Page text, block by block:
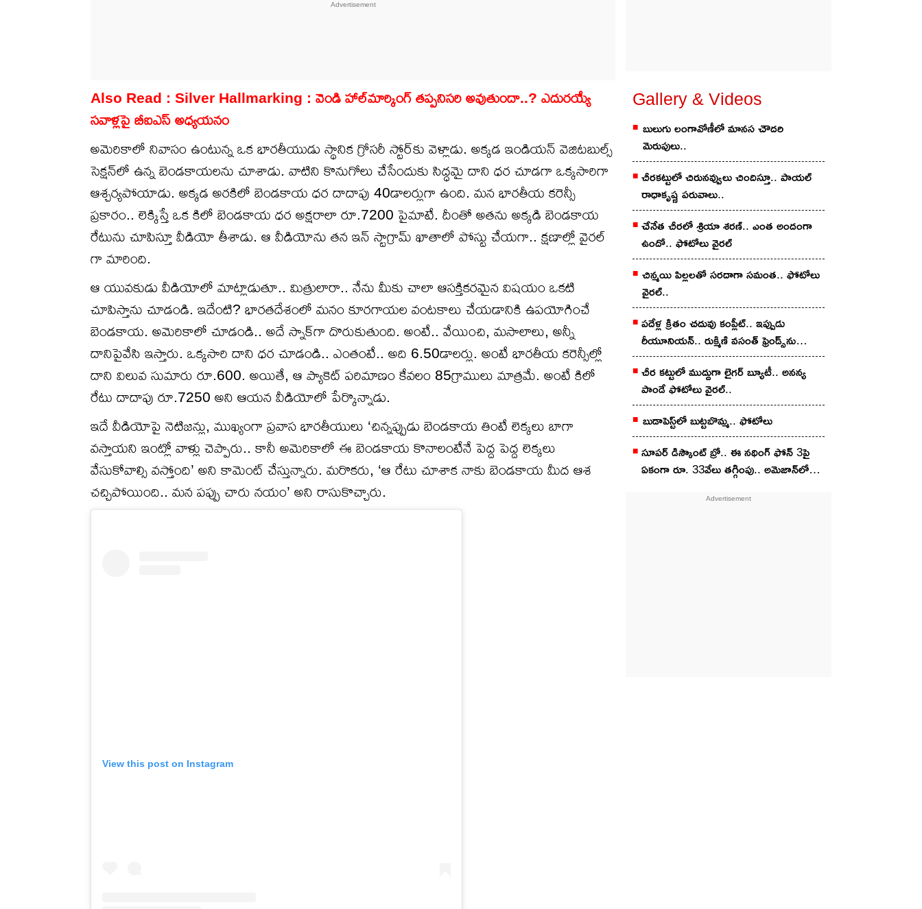
Also Read : Silver Hallmarking : వెండి హాల్‌మార్కింగ్ తప్పనిసరి అవుతుందా..? ఎదురయ్యే
సవాళ్లపై బీఐఎస్‌ అధ్యయనం
అమెరికాలో నివాసం ఉంటున్న ఒక భారతీయుడు స్థానిక గ్రోసరీ స్టోర్‌కు వెళ్లాడు. అక్కడ ఇండియన్ వెజిటబుల్స్
సెక్షన్‌లో ఉన్న బెండకాయలను చూశాడు. వాటిని కొనుగోలు చేసేందుకు సిద్ధమై దాని ధర చూడగా ఒక్కసారిగా
ఆశ్చర్యపోయాడు. అక్కడ అరకిలో బెండకాయ ధర దాదాపు 40డాలర్లుగా ఉంది. మన భారతీయ కరెన్సీ
ప్రకారం.. లెక్కిస్తే ఒక కిలో బెండకాయ ధర అక్షరాలా రూ.7200 పైమాటే. దీంతో అతను అక్కడి బెండకాయ
రేటును చూపిస్తూ వీడియో తీశాడు. ఆ వీడియోను తన ఇన్ స్టాగ్రామ్ ఖాతాలో పోస్టు చేయగా.. క్షణాల్లో వైరల్
గా మారింది.
ఆ యువకుడు వీడియోలో మాట్లాడుతూ.. మిత్రులారా.. నేను మీకు చాలా ఆసక్తికరమైన విషయం ఒకటి
చూపిస్తాను చూడండి. ఇదేంటి? భారతదేశంలో మనం కూరగాయల వంటకాలు చేయడానికి ఉపయోగించే
బెండకాయ. అమెరికాలో చూడండి.. అదే స్నాక్‌గా దొరుకుతుంది. అంటే.. వేయించి, మసాలాలు, అన్నీ
దానిపై‌వేసి ఇస్తారు. ఒక్కసారి దాని ధర చూడండి.. ఎంతంటే.. అది 6.50డాలర్లు. అంటే భారతీయ కరెన్సీల్లో
దాని విలువ సుమారు రూ.600. అయితే, ఆ ప్యాకెట్ పరిమాణం కేవలం 85గ్రాములు మాత్రమే. అంటే కిలో
రేటు దాదాపు రూ.7250 అని ఆయన వీడియోలో పేర్కొన్నాడు.
ఇదే వీడియోపై నెటిజన్లు, ముఖ్యంగా ప్రవాస భారతీయులు ‘చిన్నప్పుడు బెండకాయ తింటే లెక్కలు బాగా
వస్తాయని ఇంట్లో వాళ్లు చెప్పారు.. కానీ అమెరికాలో ఈ బెండకాయ కొనాలంటేనే పెద్ద పెద్ద లెక్కలు
వేసుకోవాల్సి వస్తోంది’ అని కామెంట్ చేస్తున్నారు. మరొకరు, ‘ఆ రేటు చూశాక నాకు బెండకాయ మీద ఆశ
చచ్చిపోయింది.. మన పప్పు చారు నయం’ అని రాసుకొచ్చారు.
View this post on Instagram
Gallery & Videos
బులుగు లంగావోణీలో మానస చౌదరి
మెరుపులు..
చీరకట్టులో చిరునవ్వులు చిందిస్తూ.. పాయల్
రాధాకృష్ణ పరువాలు..
చేనేత చీర‌లో శ్రియా శ‌ర‌ణ్‌.. ఎంత అందంగా
ఉందో.. ఫోటోలు వైర‌ల్
చిన్మ‌యి పిల్ల‌ల‌తో స‌ర‌దాగా సమంత‌.. ఫోటోలు
వైర‌ల్..
ప‌దేళ్ల క్రితం చ‌దువు కంప్లీట్.. ఇప్పుడు
రీయూనియన్.. రుక్మిణి వసంత్ ఫ్రెండ్స్‌ను
చూశారా?
చీర క‌ట్టులో ముద్దుగా లైగ‌ర్ బ్యూటీ.. అన‌న్య
పాండే ఫోటోలు వైర‌ల్..
బుడాపెస్ట్‌లో బుట్టబొమ్మ‌.. ఫోటోలు
సూపర్ డిస్కౌంట్ బ్రో.. ఈ నథింగ్ ఫోన్ 3పై
ఏకంగా రూ. 33వేలు తగ్గింపు.. అమెజాన్‌లో